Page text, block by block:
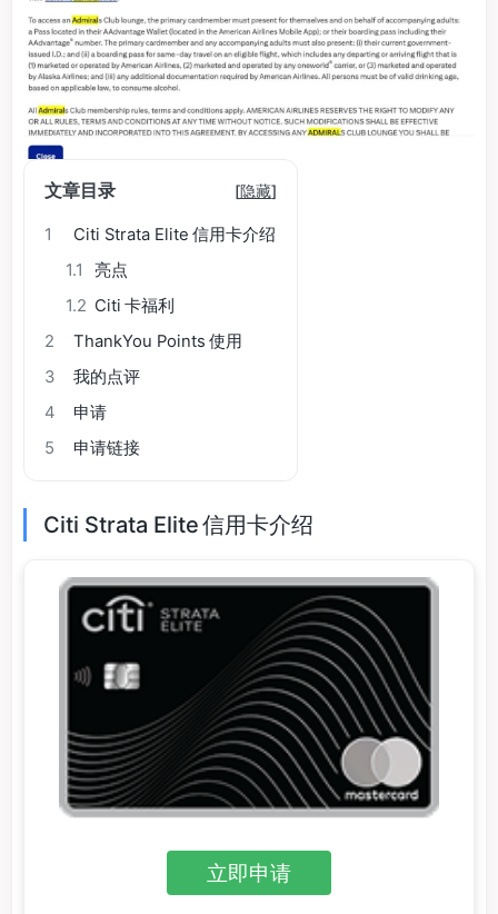
文章目录 [隐藏]
1
Citi Strata Elite 信用卡介绍
1.1
亮点
1.2 Citi 卡福利
2
ThankYou Points 使用
3
我的点评
4
申请
5
申请链接
Citi Strata Elite 信用卡介绍
立即申请